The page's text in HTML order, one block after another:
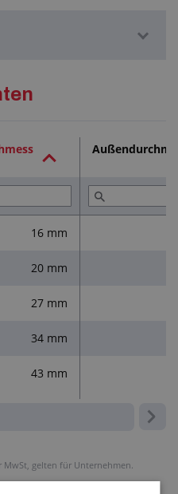
16 mm
20 mm
27 mm
34 mm
43 mm
MwSt, gelten für Unternehmen.